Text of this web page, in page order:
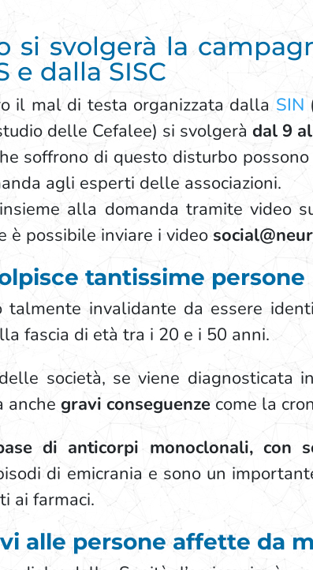
si svolgerà la
e dalla SISC
il mal di testa organizzata dalla SIN
delle Cefalee) si svolgeràdal 9
soffrono di questo disturbo
agli esperti delle associazioni.
alla domanda tramite video
è possibile inviare i video
tantissime persone
invalidante da essere
fascia di età tra i 20 e i 50 anni.
società, se viene diagnosticata
anchegravi conseguenzecome la
di anticorpi monoclonali, con
di emicrania e sono un
ai farmaci.
alle persone affette da